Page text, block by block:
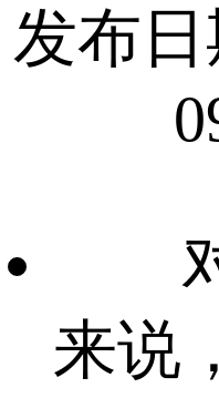
发布日
对
来说